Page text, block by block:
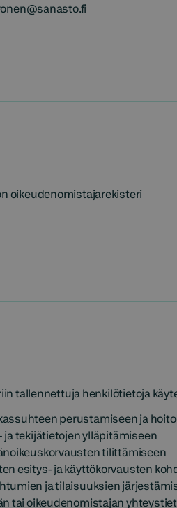
oikeudenomistajarekisteri
tallennettuja henkilötietoja
perustamiseen ja
ja tekijätietojen ylläpitämiseen
tilittämiseen
esitys- ja käyttökorvausten
ja tilaisuuksien
tai oikeudenomistajan